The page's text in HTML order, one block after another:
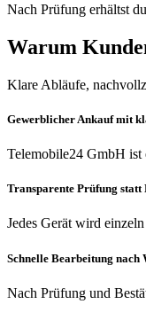
Nach Prüfung erhältst
Warum
Klare Abläufe,
Gewerblicher Ankauf mit
Telemobile24 GmbH ist
Transparente Prüfung statt
Jedes Gerät wird
Schnelle Bearbeitung nach
Nach Prüfung und